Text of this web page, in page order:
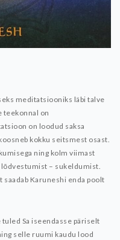
meditatsiooniks läbi talve
teekonnal on
on loodud saksa
kokku seitsmest osast.
ning kolm viimast
lõdvestumist – sukeldumist.
Karuneshi enda poolt
Sa iseendasse päriselt
selle ruumi kaudu lood